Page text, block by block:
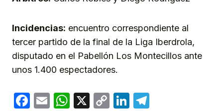
Incidencias: encuentro correspondiente al
tercer partido de la final de la Liga Iberdrola,
disputado en el Pabellón Los Montecillos ante
unos 1.400 espectadores.
Facebook
EmailWhatsApp
X
CopyLinkedIn